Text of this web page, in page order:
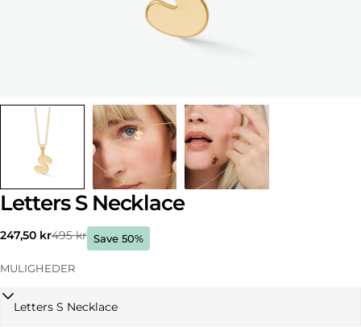
Letters S Necklace
Sale
247,50 kr
Regular 495 kr Save 50%
MULIGHEDER